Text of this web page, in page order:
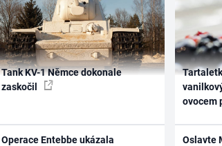
Tank KV-1 Němce dokonale
zaskočil
Operace Entebbe ukázala
ovocem
Oslavte